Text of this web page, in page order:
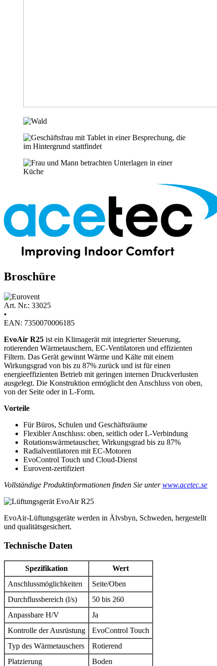
Broschüre
Art. Nr.: 33025
•
EAN: 7350070006185
EvoAir R25 ist ein Klimagerät mit integrierter Steuerung,
rotierenden Wärmetauschern, EC-Ventilatoren und effizienten
Filtern. Das Gerät gewinnt Wärme und Kälte mit einem
Wirkungsgrad von bis zu 87% zurück und ist für einen
energieeffizienten Betrieb mit geringen internen Druckverlusten
ausgelegt. Die Konstruktion ermöglicht den Anschluss von oben,
von der Seite oder in L-Form.
Vorteile
Für Büros, Schulen und Geschäftsräume
Flexibler Anschluss: oben, seitlich oder L-Verbindung
Rotationswärmetauscher, Wirkungsgrad bis zu 87%
Radialventilatoren mit EC-Motoren
EvoControl Touch und Cloud-Dienst
Eurovent-zertifiziert
Vollständige Produktinformationen finden Sie unterwww.acetec.se
EvoAir-Lüftungsgeräte werden in Älvsbyn, Schweden, hergestellt
und qualitätsgesichert.
Technische Daten
Spezifikation
Wert
Anschlussmöglichkeiten
Seite/Oben
Durchflussbereich (l/s)
50 bis 260
Anpassbare H/V
Ja
Kontrolle der Ausrüstung
EvoControl Touch
Typ des Wärmetauschers
Rotierend
Platzierung
Boden